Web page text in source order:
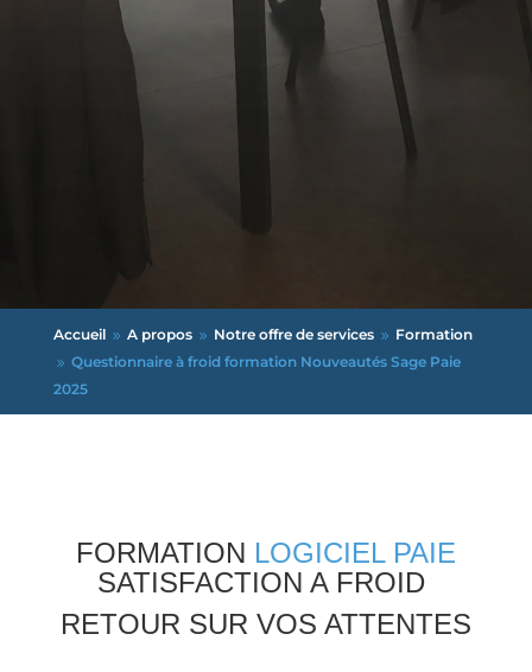
Accueil 9 A propos 9 Notre offre de services 9 Formation
9 Questionnaire à froid formation Nouveautés Sage Paie
2025
FORMATION LOGICIEL PAIE
SATISFACTION A FROID
RETOUR SUR VOS ATTENTES